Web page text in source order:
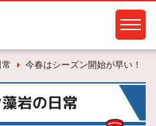
今春はシーズン開始が早い！
岩の日常